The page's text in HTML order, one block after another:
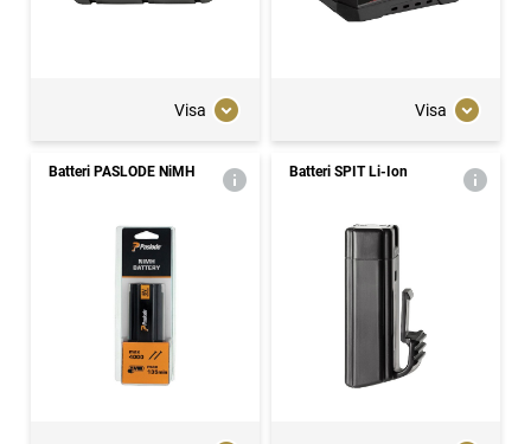
Visa Visa
Batteri PASLODE NiMH Batteri SPIT Li-Ion